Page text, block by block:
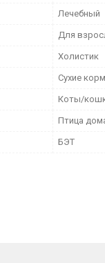
Лечебный
Для
Холистик
Сухие
Коты/
Птица
БЭТ